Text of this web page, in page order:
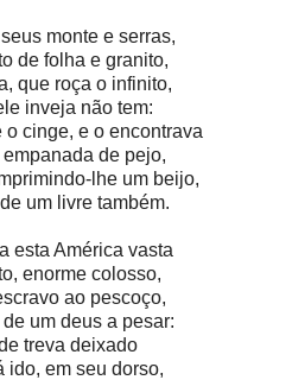
monte e serras,
de folha e granito,
que roça o infinito,
inveja não tem:
o cinge, e o encontrava
empanada de pejo,
lhe um beijo,
um livre também.
esta América vasta
enorme colosso,
ao pescoço,
um deus a pesar:
treva deixado
ido, em seu dorso,